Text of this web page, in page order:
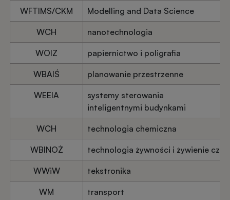
WFTIMS/CKM Modelling and Data Science
WCH nanotechnologia
WOIZ papiernictwo i poligrafia
WBAIŚ planowanie przestrzenne
WEEIA
systemy sterowania
inteligentnymi budynkami
WCH technologia chemiczna
WBINOŻ technologia żywności i żywienie
WWiW tekstronika
WM transport